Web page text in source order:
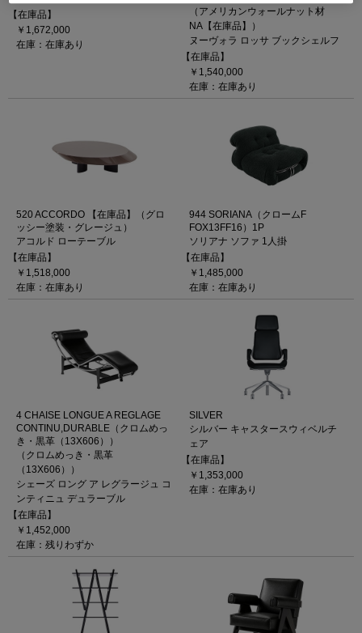
【在庫品】
￥1,672,000
在庫：在庫あり
（アメリカンウォールナット材
NA【在庫品】）
ヌーヴォラ ロッサ ブックシェルフ
【在庫品】
￥1,540,000
在庫：在庫あり
520 ACCORDO 【在庫品】（グロ
ッシー塗装・グレージュ）
アコルド ローテーブル
【在庫品】
￥1,518,000
在庫：在庫あり
944 SORIANA（クロームF
FOX13FF16）1P
ソリアナ ソファ 1人掛
【在庫品】
￥1,485,000
在庫：在庫あり
4 CHAISE LONGUE A REGLAGE
CONTINU,DURABLE（クロムめっ
き・黒革（13X606））
（クロムめっき・黒革
（13X606））
シェーズ ロング ア レグラージュ コ
ンティニュ デュラーブル
【在庫品】
￥1,452,000
在庫：残りわずか
SILVER
シルバー キャスタースウィベルチ
ェア
【在庫品】
￥1,353,000
在庫：在庫あり